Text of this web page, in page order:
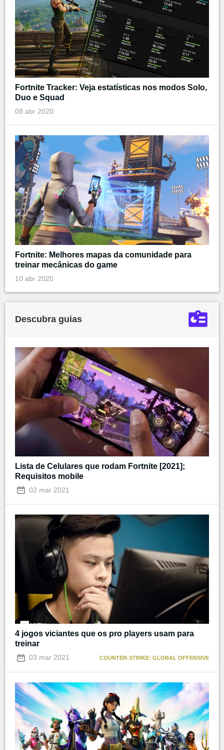
Fortnite Tracker: Veja estatísticas nos modos Solo,
Duo e Squad
08 abr 2020
Fortnite: Melhores mapas da comunidade para
treinar mecânicas do game
10 abr 2020
Descubra guias
Lista de Celulares que rodam Fortnite [2021];
Requisitos mobile
02 mar 2021
4 jogos viciantes que os pro players usam para
treinar
03 mar 2021 COUNTER-STRIKE: GLOBAL OFFENSIVE